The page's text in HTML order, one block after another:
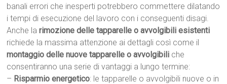
banali errori che inesperti potrebbero commettere dilatando
i tempi di esecuzione del lavoro con i conseguenti disagi.
Anche larimozione delle tapparelle o avvolgibili esistenti
richiede la massima attenzione ai dettagli così come il
montaggio delle nuove tapparelle o avvolgibili che
consentiranno una serie di vantaggi a lungo termine:
– Risparmio energetico: le tapparelle o avvolgibili nuove o in